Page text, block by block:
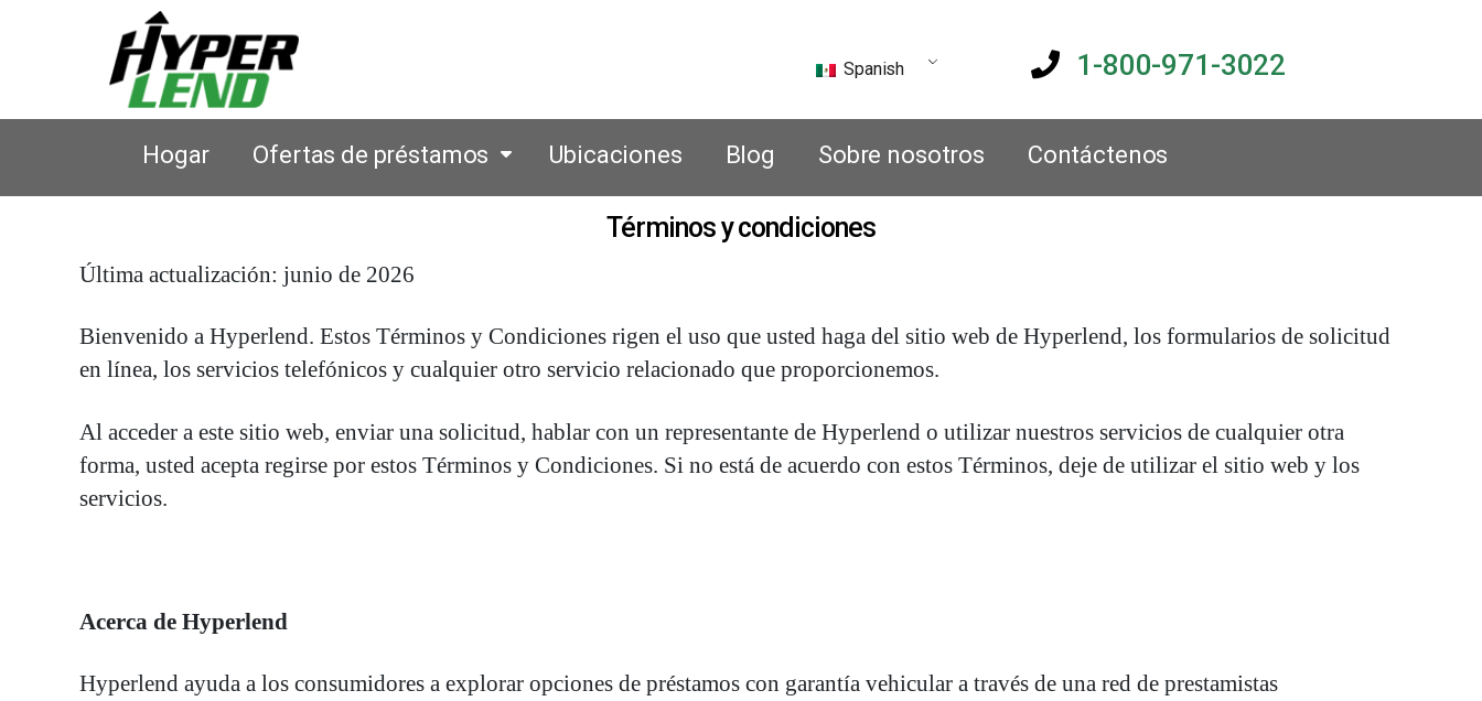
automóvil
Spanish 1-800-971-3022
Hogar Ofertas de préstamos Ubicaciones Blog Sobre nosotros Contáctenos
Términos y condiciones
Última actualización: junio de 2026
Bienvenido a Hyperlend. Estos Términos y Condiciones rigen el uso que usted haga del sitio web de Hyperlend, los formularios de solicitud
en línea, los servicios telefónicos y cualquier otro servicio relacionado que proporcionemos.
Al acceder a este sitio web, enviar una solicitud, hablar con un representante de Hyperlend o utilizar nuestros servicios de cualquier otra
forma, usted acepta regirse por estos Términos y Condiciones. Si no está de acuerdo con estos Términos, deje de utilizar el sitio web y los
servicios.
Acerca de Hyperlend
Hyperlend ayuda a los consumidores a explorar opciones de préstamos con garantía vehicular a través de una red de prestamistas